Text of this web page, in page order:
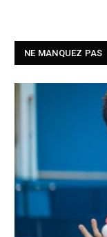
NE MANQUEZ PAS